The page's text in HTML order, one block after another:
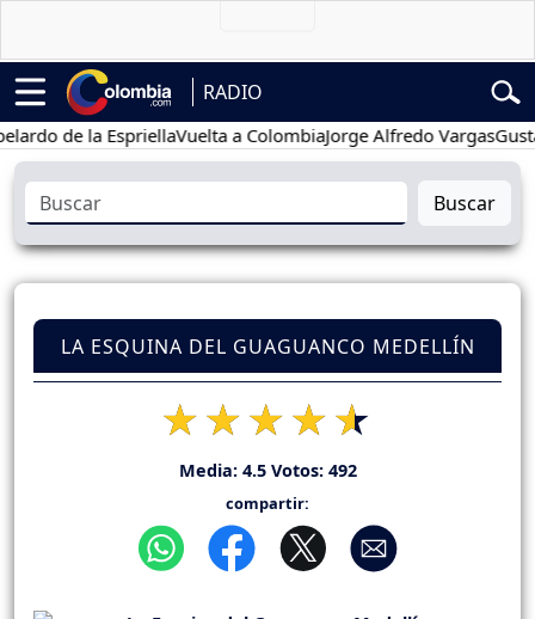
RADIO
de la EspriellaVuelta a ColombiaJorge Alfredo VargasGustavo
Buscar
LA ESQUINA DEL GUAGUANCO MEDELLÍN
Media: 4.5Votos: 492
compartir: